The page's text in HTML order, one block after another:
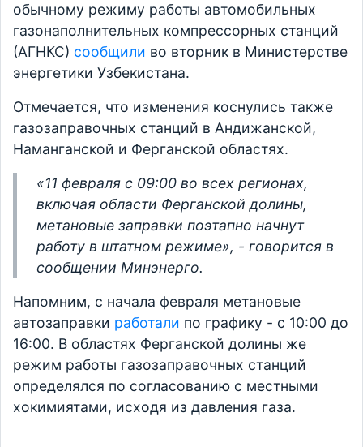
обычному режиму работы автомобильных
газонаполнительных компрессорных станций
(АГНКС) сообщили во вторник в Министерстве
энергетики Узбекистана.
Отмечается, что изменения коснулись также
газозаправочных станций в Андижанской,
Наманганской и Ферганской областях.
«11 февраля с 09:00 во всех регионах,
включая области Ферганской долины,
метановые заправки поэтапно начнут
работу в штатном режиме», - говорится в
сообщении Минэнерго.
Напомним, с начала февраля метановые
автозаправки работали по графику - с 10:00 до
16:00. В областях Ферганской долины же
режим работы газозаправочных станций
определялся по согласованию с местными
хокимиятами, исходя из давления газа.